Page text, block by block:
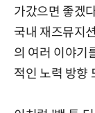
가갔으면 좋겠
국내 재즈뮤지
의 여러 이야기
적인 노력 방향